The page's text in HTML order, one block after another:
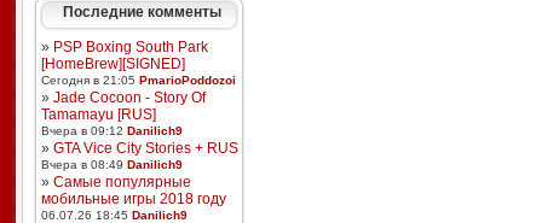
Последние комменты
» PSP Boxing South Park
[HomeBrew][SIGNED]
Сегодня в 21:05 PmarioPoddozoi
» Jade Cocoon - Story Of
Tamamayu [RUS]
Вчера в 09:12 Danilich9
» GTA Vice City Stories + RUS
Вчера в 08:49 Danilich9
» Самые популярные
мобильные игры 2018 году
06.07.26 18:45 Danilich9